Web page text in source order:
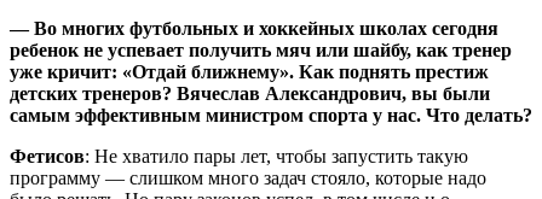
— Во многих футбольных и хоккейных школах сегодня
ребенок не успевает получить мяч или шайбу, как тренер
уже кричит: «Отдай ближнему». Как поднять престиж
детских тренеров? Вячеслав Александрович, вы были
самым эффективным министром спорта у нас. Что делать?
Фетисов: Не хватило пары лет, чтобы запустить такую
программу — слишком много задач стояло, которые надо